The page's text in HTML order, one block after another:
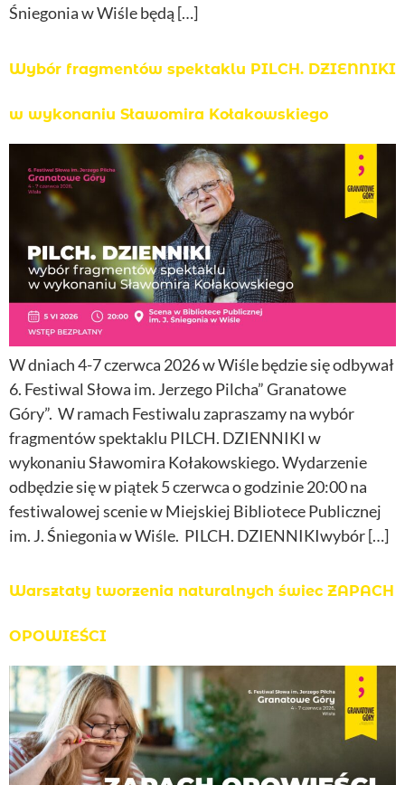
Śniegonia w Wiśle będą […]
Wybór fragmentów spektaklu PILCH. DZIENNIKI
w wykonaniu Sławomira Kołakowskiego
W dniach 4-7 czerwca 2026 w Wiśle będzie się odbywał
6. Festiwal Słowa im. Jerzego Pilcha” Granatowe
Góry”. W ramach Festiwalu zapraszamy na wybór
fragmentów spektaklu PILCH. DZIENNIKI w
wykonaniu Sławomira Kołakowskiego. Wydarzenie
odbędzie się w piątek 5 czerwca o godzinie 20:00 na
festiwalowej scenie w Miejskiej Bibliotece Publicznej
im. J. Śniegonia w Wiśle. PILCH. DZIENNIKIwybór […]
Warsztaty tworzenia naturalnych świec ZAPACH
OPOWIEŚCI